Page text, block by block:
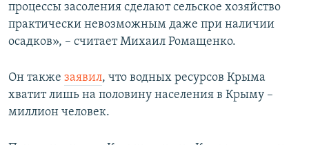
процессы засоления сделают сельское хозяйство
практически невозможным даже при наличии
осадков», – считает Михаил Ромащенко.
Он также заявил, что водных ресурсов Крыма
хватит лишь на половину населения в Крыму –
миллион человек.